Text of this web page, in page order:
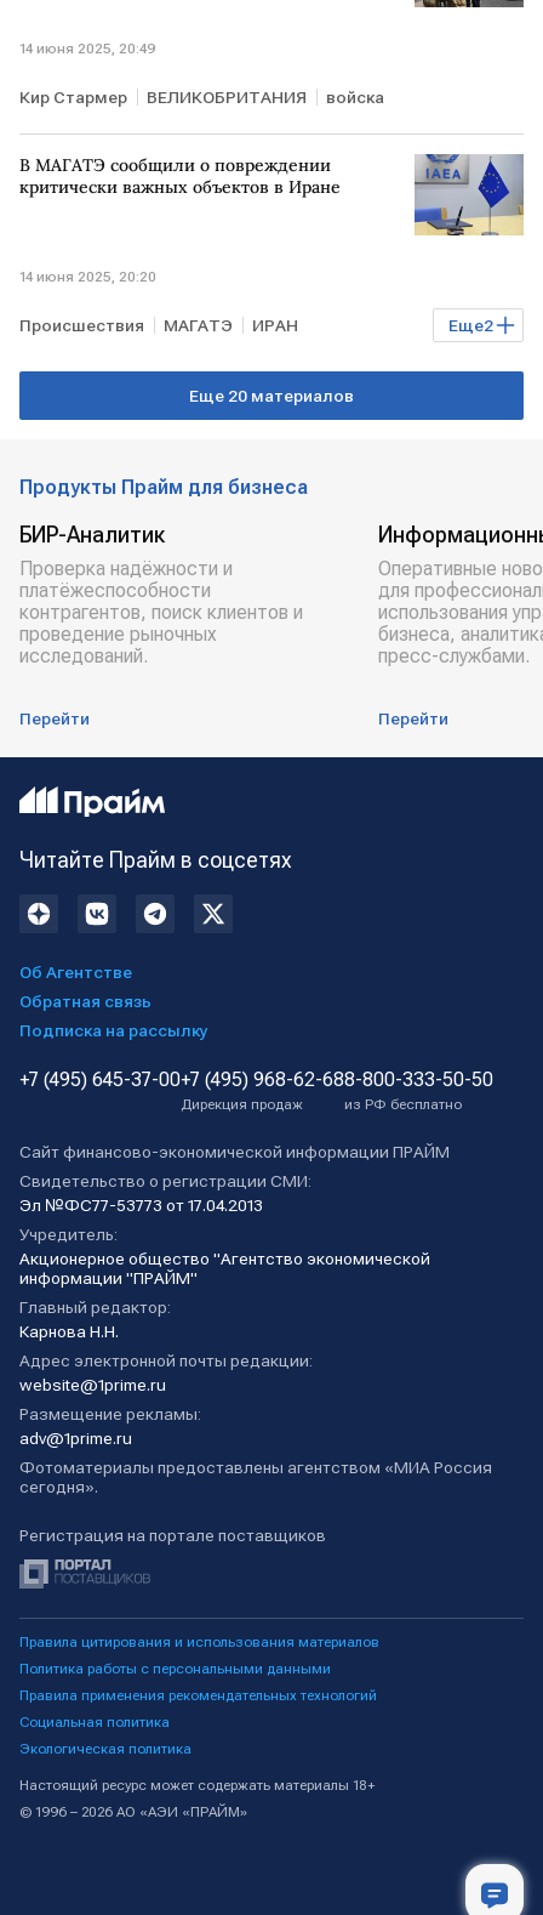
14 июня 2025, 20:49
Кир Стармер ВЕЛИКОБРИТАНИЯ войска
В МАГАТЭ сообщили о повреждении
критически важных объектов в Иране
14 июня 2025, 20:20
Еще2
Происшествия МАГАТЭ ИРАН
ядерные объекты
повреждение
Еще 20 материалов
Продукты Прайм для бизнеса
БИР-Аналитик
Проверка надёжности и
платёжеспособности
контрагентов, поиск клиентов и
проведение рыночных
исследований.
Перейти
Оперативные
для
использования
бизнеса,
пресс-службами.
Перейти
Читайте Прайм в соцсетях
Об Агентстве
Обратная связь
Подписка на рассылку
+7 (495) 645-37-00+7 (495) 968-62-68
Дирекция продаж
8-800-333-50-50
из РФ бесплатно
Сайт финансово-экономической информации ПРАЙМ
Свидетельство о регистрации СМИ:
Эл №ФС77-53773 от 17.04.2013
Учредитель:
Акционерное общество "Агентство экономической
информации "ПРАЙМ"
Главный редактор:
Карнова Н.Н.
Адрес электронной почты редакции:
website@1prime.ru
Размещение рекламы:
adv@1prime.ru
Фотоматериалы предоставлены агентством «МИА Россия
сегодня».
Регистрация на портале поставщиков
Правила цитирования и использования материалов
Политика работы с персональными данными
Правила применения рекомендательных технологий
Социальная политика
Экологическая политика
Настоящий ресурс может содержать материалы 18+
© 1996 – 2026 АО «АЭИ «ПРАЙМ»